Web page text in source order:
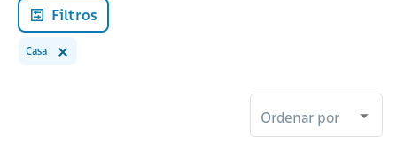
Filtros
Casa
Ordenar por